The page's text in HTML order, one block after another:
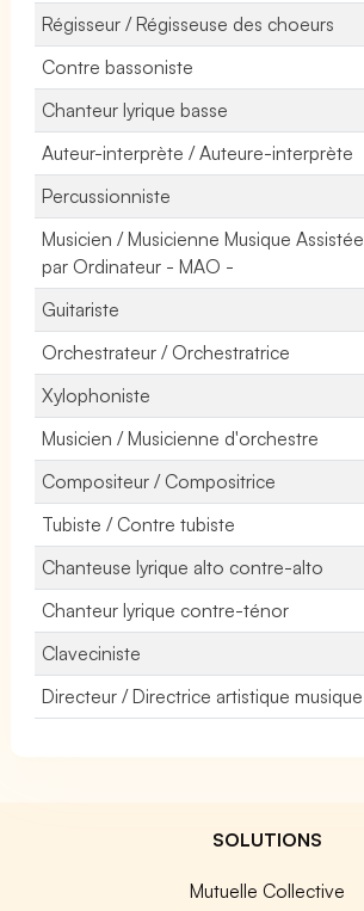
Régisseur / Régisseuse des choeurs
Contre bassoniste
Chanteur lyrique basse
Auteur-interprète / Auteure-interprète
Percussionniste
Musicien / Musicienne Musique Assistée
par Ordinateur - MAO -
Guitariste
Orchestrateur / Orchestratrice
Xylophoniste
Musicien / Musicienne d'orchestre
Compositeur / Compositrice
Tubiste / Contre tubiste
Chanteuse lyrique alto contre-alto
Chanteur lyrique contre-ténor
Claveciniste
Directeur / Directrice artistique musique
SOLUTIONS
Mutuelle Collective